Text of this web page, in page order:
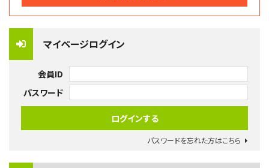
マイページログイン
会員ID
パスワード
パスワードを忘れた方はこちら